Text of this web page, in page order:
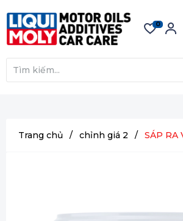
0
Trang chủ / chỉnh giá 2 / SÁP RA